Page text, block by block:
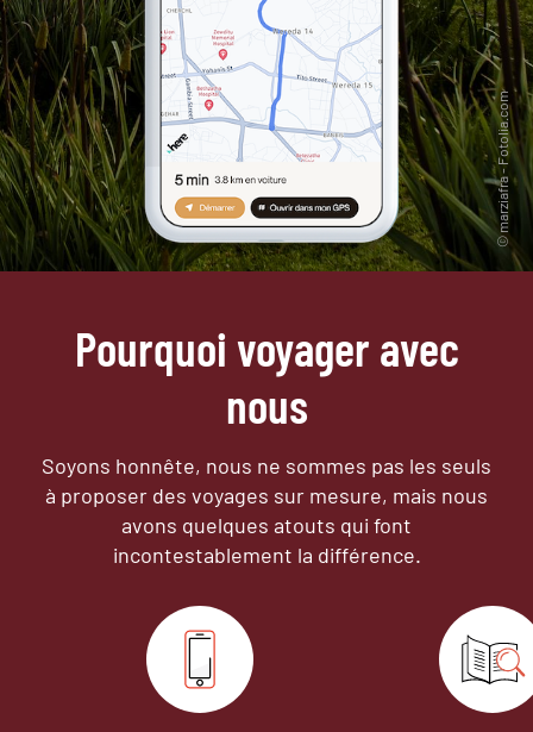
Pourquoi voyager avec
nous
Soyons honnête, nous ne sommes pas les seuls
à proposer des voyages sur mesure, mais nous
avons quelques atouts qui font
incontestablement la différence.